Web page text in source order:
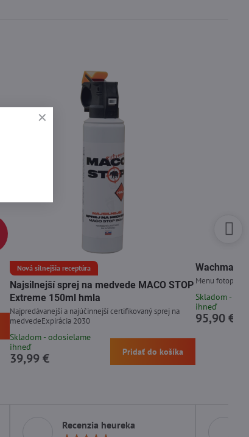
Nová silnejšia receptúra
Najsilnejší sprej na medvede MACO STOP
Extreme 150ml hmla
Najpredávanejší a najúčinnejší certifikovaný sprej na
medvedeExpirácia 2030
Skladom - odosielame
ihneď
39,99 € Pridať do košíka
Wachman
Menu
Skladom -
ihneď
95,90 €
Recenzia heureka